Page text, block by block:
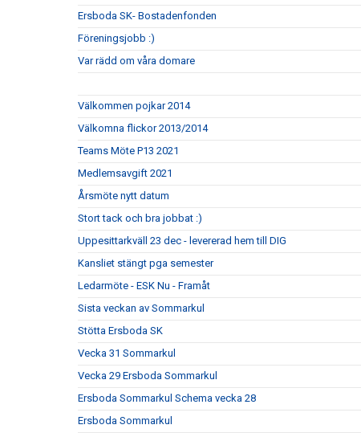
Ersboda SK- Bostadenfonden
Föreningsjobb :)
Var rädd om våra domare
Välkommen pojkar 2014
Välkomna flickor 2013/2014
Teams Möte P13 2021
Medlemsavgift 2021
Årsmöte nytt datum
Stort tack och bra jobbat :)
Uppesittarkväll 23 dec - levererad hem till DIG
Kansliet stängt pga semester
Ledarmöte - ESK Nu - Framåt
Sista veckan av Sommarkul
Stötta Ersboda SK
Vecka 31 Sommarkul
Vecka 29 Ersboda Sommarkul
Ersboda Sommarkul Schema vecka 28
Ersboda Sommarkul